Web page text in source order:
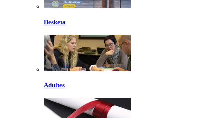
Desketa
Adultes